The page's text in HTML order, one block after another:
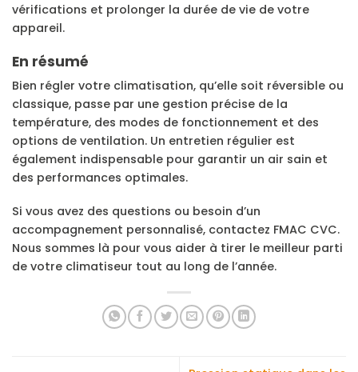
vérifications et prolonger la durée de vie de votre
appareil.
En résumé
Bien régler votre climatisation, qu’elle soit réversible ou
classique, passe par une gestion précise de la
température, des modes de fonctionnement et des
options de ventilation. Un entretien régulier est
également indispensable pour garantir un air sain et
des performances optimales.
Si vous avez des questions ou besoin d’un
accompagnement personnalisé, contactez FMAC CVC.
Nous sommes là pour vous aider à tirer le meilleur parti
de votre climatiseur tout au long de l’année.